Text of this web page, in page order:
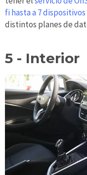
fi hasta a 7 dispositivos
distintos planes de
5 - Interior